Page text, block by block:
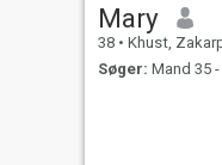
Mary
38 • Khust,
Søger: Mand 35 -